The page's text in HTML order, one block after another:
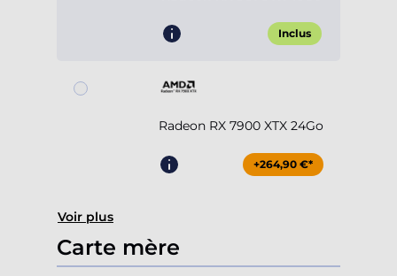
Inclus
Radeon RX 7900 XTX 24Go
+264,90 €*
Voir plus
Carte mère